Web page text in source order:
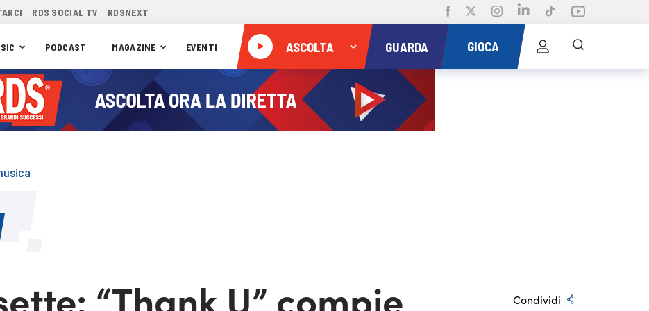
RDS SOCIAL TV RDSNEXT
PODCAST MAGAZINE EVENTI ASCOLTA GUARDA GIOCA
“Thank U” compie Condividi